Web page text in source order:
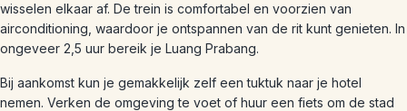
wisselen elkaar af. De trein is comfortabel en voorzien van
airconditioning, waardoor je ontspannen van de rit kunt genieten. In
ongeveer 2,5 uur bereik je Luang Prabang.
Bij aankomst kun je gemakkelijk zelf een tuktuk naar je hotel
nemen. Verken de omgeving te voet of huur een fiets om de stad